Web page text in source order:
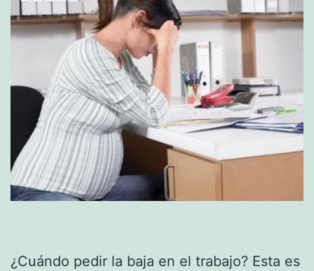
¿Cuándo pedir la baja en el trabajo? Esta es